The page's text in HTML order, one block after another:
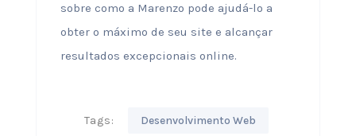
sobre como a Marenzo pode ajudá-lo a
obter o máximo de seu site e alcançar
resultados excepcionais online.
Tags: Desenvolvimento Web